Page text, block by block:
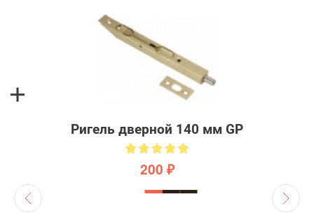
Ригель дверной 140 мм GP
200 ₽